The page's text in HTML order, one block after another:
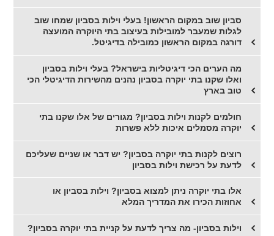
סביון שוב במקום הראשון! בעלי וילות בסביון שמחו שוב
לגלות שמעבר למובילות בעיצוב בתי היוקרה המועצה
דורגה במקום הראשון כמובילה בדיגיטל.
מה הערים הכי דיגיטליות בישראל? בעלי וילות בסביון
ואלו שקנו בתי יוקרה בסביון נהנים מהשירות הדיגיטלי הכי
טוב בארץ
חולמים לקנות וילות בסביון? מגורים של אלו שקנו בתי
יוקרה מסמלים איכות ללא פשרות
רוצים לקנות בתי יוקרה בסביון? יש דבר או שניים שעליכם
לדעת על רכישת וילות בסביון
אלו בתי יוקרה ניתן למצוא בסביון? וילות בסביון או
אחוזות הכירו את המדריך המלא
וילות בסביון- מה צריך לדעת על קניית בתי יוקרה בסביון?